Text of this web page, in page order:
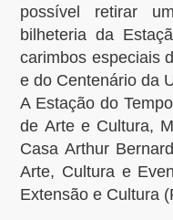
possível retirar
bilheteria da
carimbos especiais
e do Centenário da
A Estação do
de Arte e Cultura,
Casa Arthur
Arte, Cultura e
Extensão e Cultura